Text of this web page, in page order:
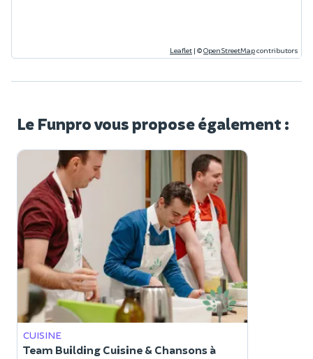
Leaflet | ©OpenStreetMapcontributors
Le Funpro vous propose également :
CUISINE
Team Building Cuisine & Chansons à